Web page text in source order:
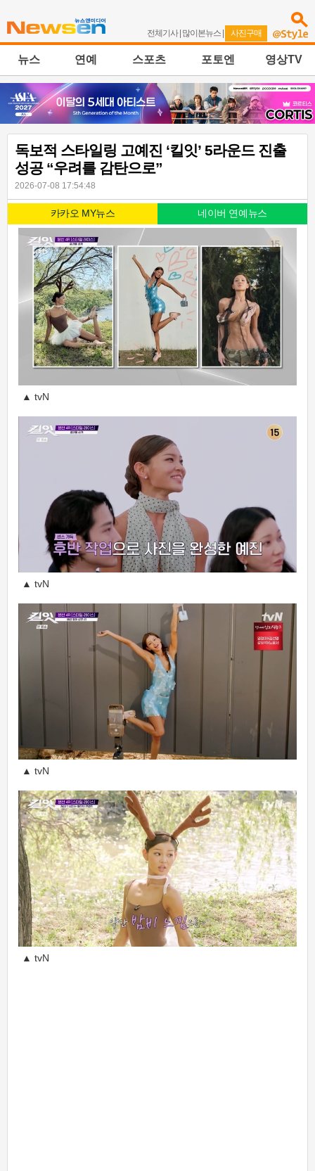
전체기사| 많이본뉴스 | 사진구매
뉴스 연예 스포츠 포토엔 영상TV
독보적 스타일링 고예진 ‘킬잇’ 5라운드 진출
성공 “우려를 감탄으로”
2026-07-08 17:54:48
카카오 MY뉴스 네이버 연예뉴스
▲ tvN
▲ tvN
▲ tvN
▲ tvN